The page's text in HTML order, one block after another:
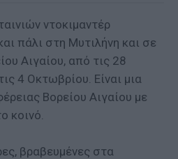
ντοκιμαντέρ
πάλι στη Μυτιλήνη και σε
Αιγαίου, από τις 28
4 Οκτωβρίου. Είναι μια
Βορείου Αιγαίου με
κοινό.
βραβευμένες στα